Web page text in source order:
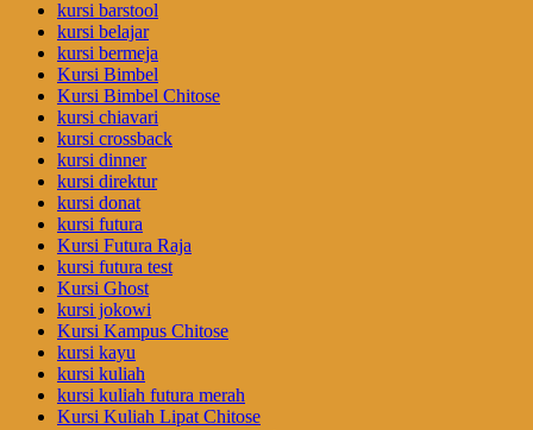
kursi barstool
kursi belajar
kursi bermeja
Kursi Bimbel
Kursi Bimbel Chitose
kursi chiavari
kursi crossback
kursi dinner
kursi direktur
kursi donat
kursi futura
Kursi Futura Raja
kursi futura test
Kursi Ghost
kursi jokowi
Kursi Kampus Chitose
kursi kayu
kursi kuliah
kursi kuliah futura merah
Kursi Kuliah Lipat Chitose